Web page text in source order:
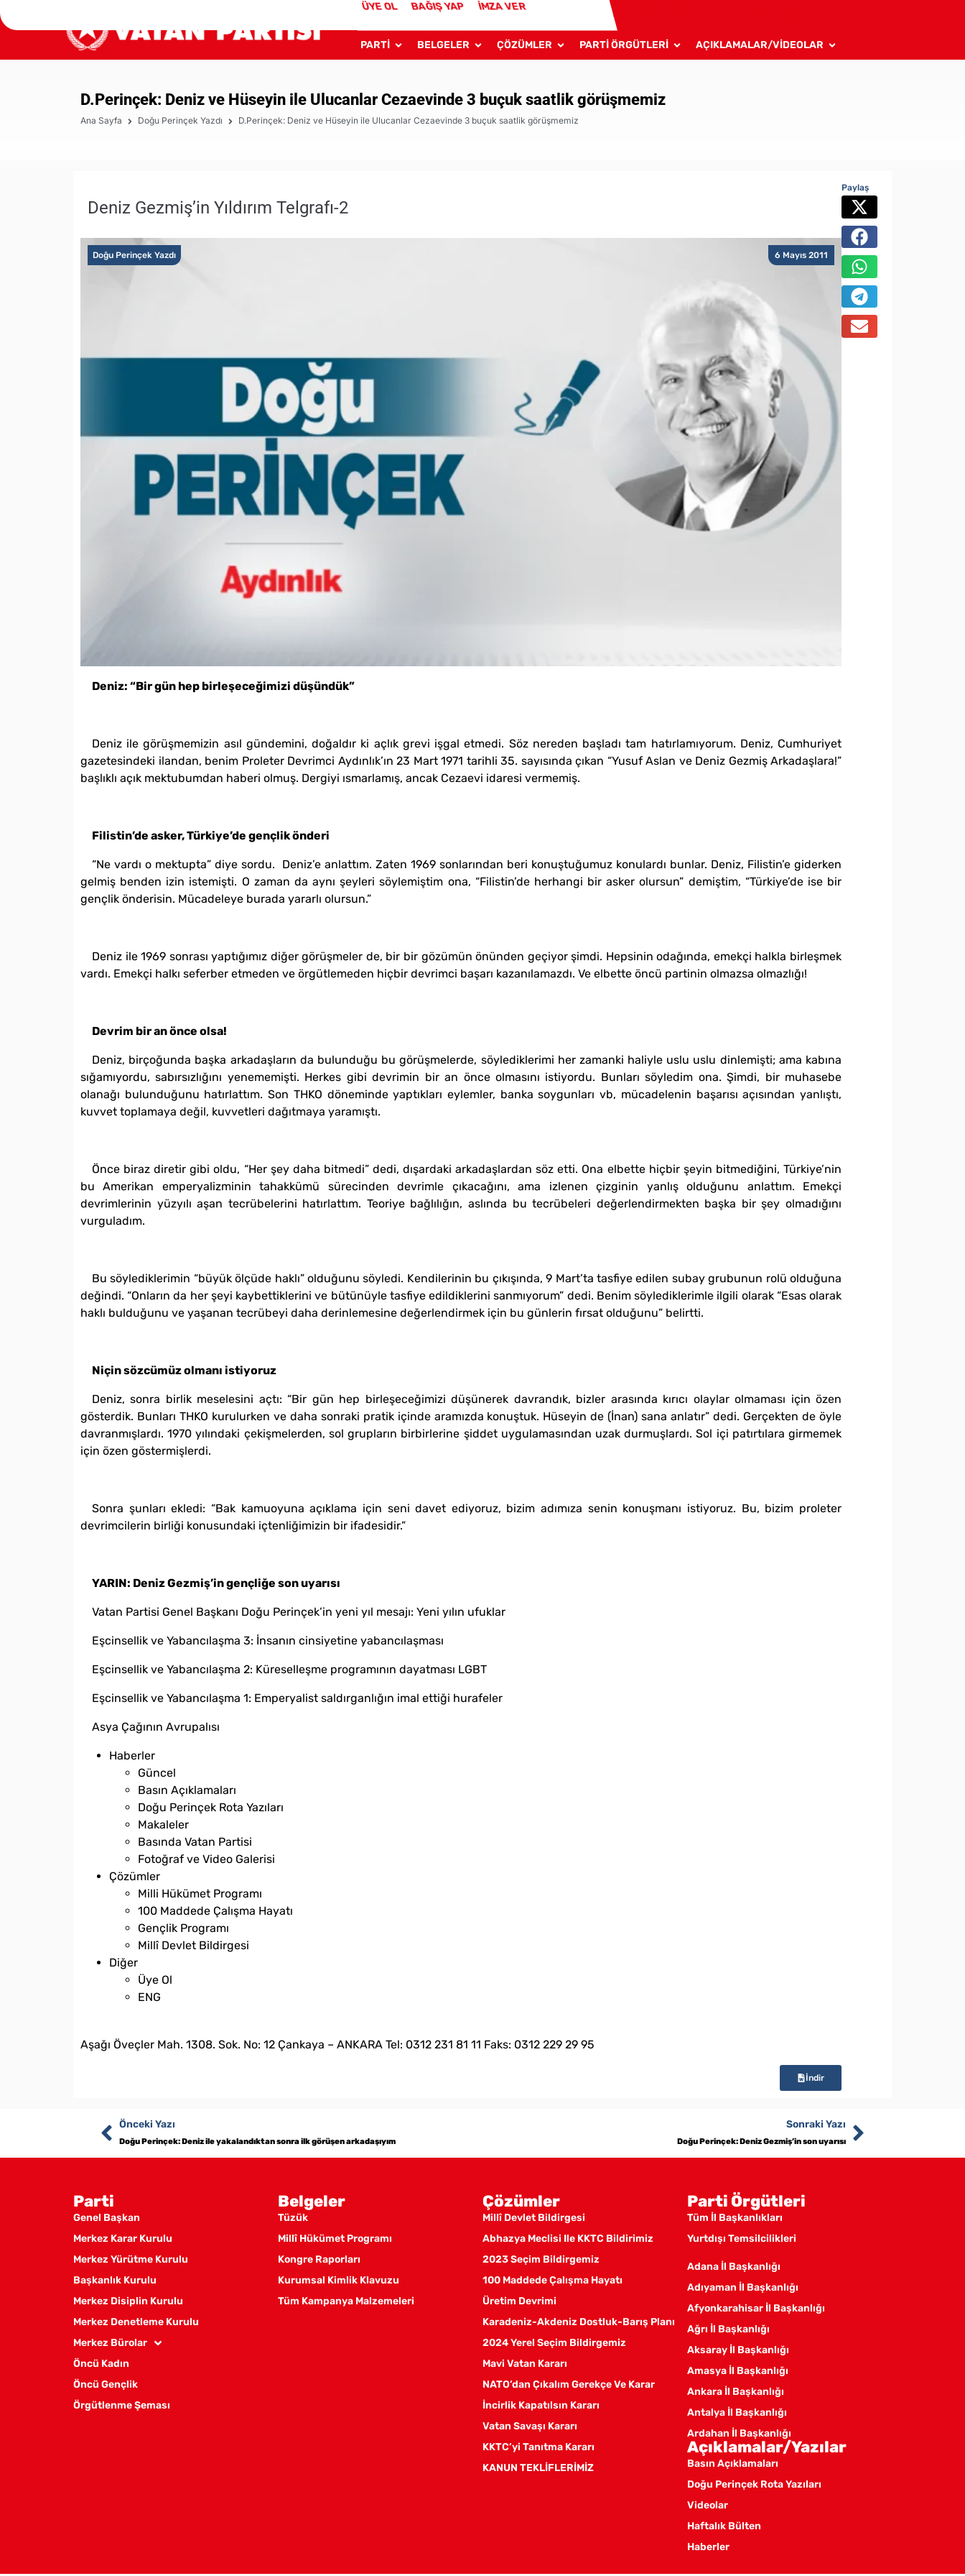
ÜYE OL BAĞIŞ YAP İMZA VER
PARTİ BELGELER ÇÖZÜMLER PARTİ ÖRGÜTLERİ AÇIKLAMALAR/VİDEOLAR
D.Perinçek: Deniz ve Hüseyin ile Ulucanlar Cezaevinde 3 buçuk saatlik görüşmemiz
Ana Sayfa Doğu Perinçek Yazdı D.Perinçek: Deniz ve Hüseyin ile Ulucanlar Cezaevinde 3 buçuk saatlik görüşmemiz
Deniz Gezmiş’in Yıldırım Telgrafı-2
6 Mayıs 2011
Doğu Perinçek Yazdı
Deniz: “Bir gün hep birleşeceğimizi düşündük”
Deniz ile görüşmemizin asıl gündemini, doğaldır ki açlık grevi işgal etmedi. Söz nereden başladı tam hatırlamıyorum. Deniz, Cumhuriyet
gazetesindeki ilandan, benim Proleter Devrimci Aydınlık’ın 23 Mart 1971 tarihli 35. sayısında çıkan “Yusuf Aslan ve Deniz Gezmiş Arkadaşlara!”
başlıklı açık mektubumdan haberi olmuş. Dergiyi ısmarlamış, ancak Cezaevi idaresi vermemiş.
Filistin’de asker, Türkiye’de gençlik önderi
“Ne vardı o mektupta” diye sordu. Deniz’e anlattım. Zaten 1969 sonlarından beri konuştuğumuz konulardı bunlar. Deniz, Filistin’e giderken
gelmiş benden izin istemişti. O zaman da aynı şeyleri söylemiştim ona, “Filistin’de herhangi bir asker olursun” demiştim, “Türkiye’de ise bir
gençlik önderisin. Mücadeleye burada yararlı olursun.”
Deniz ile 1969 sonrası yaptığımız diğer görüşmeler de, bir bir gözümün önünden geçiyor şimdi. Hepsinin odağında, emekçi halkla birleşmek
vardı. Emekçi halkı seferber etmeden ve örgütlemeden hiçbir devrimci başarı kazanılamazdı. Ve elbette öncü partinin olmazsa olmazlığı!
Devrim bir an önce olsa!
Deniz, birçoğunda başka arkadaşların da bulunduğu bu görüşmelerde, söylediklerimi her zamanki haliyle uslu uslu dinlemişti; ama kabına
sığamıyordu, sabırsızlığını yenememişti. Herkes gibi devrimin bir an önce olmasını istiyordu. Bunları söyledim ona. Şimdi, bir muhasebe
olanağı bulunduğunu hatırlattım. Son THKO döneminde yaptıkları eylemler, banka soygunları vb, mücadelenin başarısı açısından yanlıştı,
kuvvet toplamaya değil, kuvvetleri dağıtmaya yaramıştı.
Önce biraz diretir gibi oldu, “Her şey daha bitmedi” dedi, dışardaki arkadaşlardan söz etti. Ona elbette hiçbir şeyin bitmediğini, Türkiye’nin
bu Amerikan emperyalizminin tahakkümü sürecinden devrimle çıkacağını, ama izlenen çizginin yanlış olduğunu anlattım. Emekçi
devrimlerinin yüzyılı aşan tecrübelerini hatırlattım. Teoriye bağlılığın, aslında bu tecrübeleri değerlendirmekten başka bir şey olmadığını
vurguladım.
Bu söylediklerimin “büyük ölçüde haklı” olduğunu söyledi. Kendilerinin bu çıkışında, 9 Mart’ta tasfiye edilen subay grubunun rolü olduğuna
değindi. “Onların da her şeyi kaybettiklerini ve bütünüyle tasfiye edildiklerini sanmıyorum” dedi. Benim söylediklerimle ilgili olarak “Esas olarak
haklı bulduğunu ve yaşanan tecrübeyi daha derinlemesine değerlendirmek için bu günlerin fırsat olduğunu” belirtti.
Niçin sözcümüz olmanı istiyoruz
Deniz, sonra birlik meselesini açtı: “Bir gün hep birleşeceğimizi düşünerek davrandık, bizler arasında kırıcı olaylar olmaması için özen
gösterdik. Bunları THKO kurulurken ve daha sonraki pratik içinde aramızda konuştuk. Hüseyin de (İnan) sana anlatır” dedi. Gerçekten de öyle
davranmışlardı. 1970 yılındaki çekişmelerden, sol grupların birbirlerine şiddet uygulamasından uzak durmuşlardı. Sol içi patırtılara girmemek
için özen göstermişlerdi.
Sonra şunları ekledi: “Bak kamuoyuna açıklama için seni davet ediyoruz, bizim adımıza senin konuşmanı istiyoruz. Bu, bizim proleter
devrimcilerin birliği konusundaki içtenliğimizin bir ifadesidir.”
YARIN: Deniz Gezmiş’in gençliğe son uyarısı
Vatan Partisi Genel Başkanı Doğu Perinçek’in yeni yıl mesajı: Yeni yılın ufuklar
Eşcinsellik ve Yabancılaşma 3: İnsanın cinsiyetine yabancılaşması
Eşcinsellik ve Yabancılaşma 2: Küreselleşme programının dayatması LGBT
Eşcinsellik ve Yabancılaşma 1: Emperyalist saldırganlığın imal ettiği hurafeler
Asya Çağının Avrupalısı
Haberler
Güncel
Basın Açıklamaları
Doğu Perinçek Rota Yazıları
Makaleler
Basında Vatan Partisi
Fotoğraf ve Video Galerisi
Çözümler
Milli Hükümet Programı
100 Maddede Çalışma Hayatı
Gençlik Programı
Millî Devlet Bildirgesi
Diğer
Üye Ol
ENG
Aşağı Öveçler Mah. 1308. Sok. No: 12 Çankaya – ANKARA Tel: 0312 231 81 11 Faks: 0312 229 29 95
İndir
Paylaş
Önceki Yazı
Doğu Perinçek: Deniz ile yakalandıktan sonra ilk görüşen arkadaşıyım
Sonraki Yazı
Doğu Perinçek: Deniz Gezmiş’in son uyarısı
Parti
Genel Başkan
Merkez Karar Kurulu
Merkez Yürütme Kurulu
Başkanlık Kurulu
Merkez Disiplin Kurulu
Merkez Denetleme Kurulu
Merkez Bürolar
Öncü Kadın
Öncü Gençlik
Örgütlenme Şeması
Belgeler
Tüzük
Millî Hükümet Programı
Kongre Raporları
Kurumsal Kimlik Klavuzu
Tüm Kampanya Malzemeleri
Çözümler
Millî Devlet Bildirgesi
Abhazya Meclisi Ile KKTC Bildirimiz
2023 Seçim Bildirgemiz
100 Maddede Çalışma Hayatı
Üretim Devrimi
Karadeniz-Akdeniz Dostluk-Barış Planı
2024 Yerel Seçim Bildirgemiz
Mavi Vatan Kararı
NATO’dan Çıkalım Gerekçe Ve Karar
İncirlik Kapatılsın Kararı
Vatan Savaşı Kararı
KKTC’yi Tanıtma Kararı
KANUN TEKLİFLERİMİZ
Parti Örgütleri
Tüm İl Başkanlıkları
Yurtdışı Temsilcilikleri
Adana İl Başkanlığı
Adıyaman İl Başkanlığı
Afyonkarahisar İl Başkanlığı
Ağrı İl Başkanlığı
Aksaray İl Başkanlığı
Amasya İl Başkanlığı
Ankara İl Başkanlığı
Antalya İl Başkanlığı
Ardahan İl Başkanlığı
Artvin İl Başkanlığı
Açıklamalar/Yazılar
Basın Açıklamaları
Doğu Perinçek Rota Yazıları
Videolar
Haftalık Bülten
Haberler